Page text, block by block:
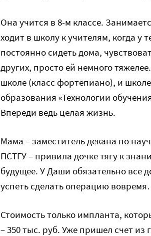
Она учится в 8-м классе.
ходит в школу к учителям, когда у
постоянно сидеть дома,
других, просто ей немного
школе (класс фортепиано), и
образования «Технологии
Впереди ведь целая жизнь.
Мама – заместитель декана по
ПСТГУ – привила дочке тягу к
будущее. У Даши обязательно все
успеть сделать операцию
Стоимость только импланта,
– 350 тыс. руб. Уже пришел счет из